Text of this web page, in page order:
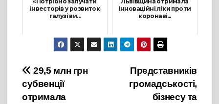
інвесторів у розвиток
галузі ви...
27 Травня, 2021
інноваційні ліки проти
коронаві...
4 Жовтня, 2021
Навігація
записів
Представників
громадськості,
бізнесу та
29,5 млн грн
субвенції
отримала